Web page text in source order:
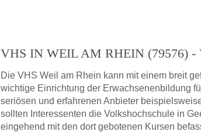
VHS IN WEIL AM RHEIN (79576)
Die VHS Weil am Rhein kann mit einem breit
wichtige Einrichtung der Erwachsenenbildung
seriösen und erfahrenen Anbieter
sollten Interessenten die Volkshochschule in
eingehend mit den dort gebotenen Kursen